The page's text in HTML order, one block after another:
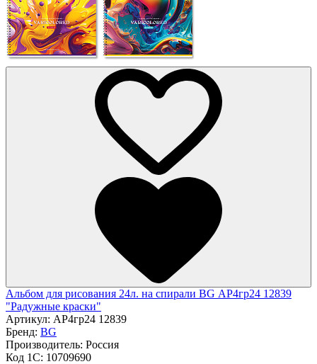
Альбом для рисования 24л. на спирали BG АР4гр24 12839
"Радужные краски"
Артикул: АР4гр24 12839
Бренд: BG
Производитель: Россия
Код 1С: 10709690